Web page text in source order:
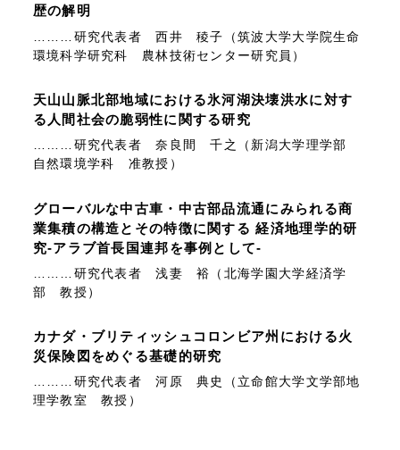
歴の解明
………研究代表者 西井 稜子（筑波大学大学院生命
環境科学研究科 農林技術センター研究員）
天山山脈北部地域における氷河湖決壊洪水に対す
る人間社会の脆弱性に関する研究
………研究代表者 奈良間 千之（新潟大学理学部
自然環境学科 准教授）
グローバルな中古車・中古部品流通にみられる商
業集積の構造とその特徴に関する 経済地理学的研
究-アラブ首長国連邦を事例として-
………研究代表者 浅妻 裕（北海学園大学経済学
部 教授）
カナダ・ブリティッシュコロンビア州における火
災保険図をめぐる基礎的研究
………研究代表者 河原 典史（立命館大学文学部地
理学教室 教授）